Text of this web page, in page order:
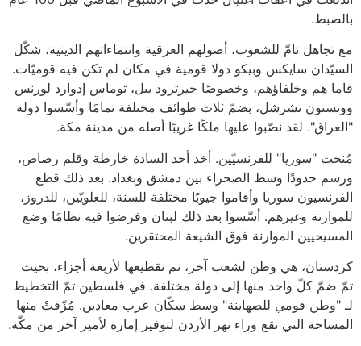
بالضبط.
مع تجاهل تامّ للشعوب، أصولهم العرقية وانتماءاتهم الدينية، شكّل
السيّدان سايكس وبيكو دولا قومية في مكان لم تكن فيه قوميّات.
قاما هم وخلفاؤهم، وخصوصًا جيرترود بيل، توماس إدوارد لورنس
وونستون تشرشل، بضمّ ثلاث طوائف مختلفة تمامًا وأسّسوا دولة
"العراق". لقد نصّبوا عليها ملكًا غريبًا أصله من مدينة مكة.
مُنحت "سوريا" للفرنسيّين. أخذ أحد السادة خارطة وقلم رصاص،
ورسم حدودًا وسط الصحراء بين دمشق وبغداد. بعد ذلك قطع
الفرنسيون سوريا وأقاموا جيوبًا مختلفة للسنة، للعلويّين، للدروز،
للموارنة وغيرهم. أسّسوا بعد ذلك لبنان وفرضوا فيه نظامًا وضع
المسيحيين الموارنة فوق الشيعة المحتقرين.
كردستان، هي وطن لشعب آخر، تم تقطيعها لأربعة أجزاء، بحيث
تمّ ضمّ كلّ واحد منها إلى دولة مختلفة. في فلسطين تمّ التخطيط
لـ "وطن قومي للصهاينة" وسط سكّان عرب معادين. مُزّقتْ منها
المساحة التي تقع وراء نهر الأردن لتوفير إمارة لأمير آخر من مكّة.